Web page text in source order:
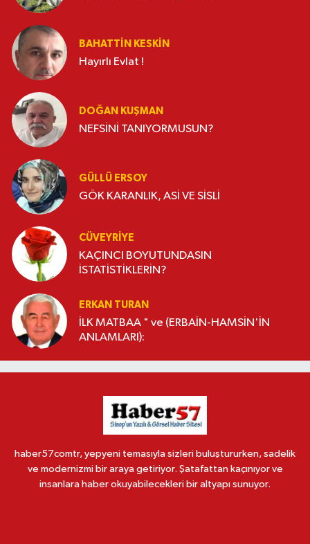
BAHATTIN KESKİN
Hayırlı Evlat !
DOĞAN KUŞMAN
NEFSİNİ TANIYORMUSUN?
GÜLLÜ ERSOY
GÖK KARANLIK, ASİ VE SİSLİ
CÜVEYRIYE
KAÇINCI BOYUTUNDASIN
İSTATİSTİKLERİN?
ERKAN TURAN
İLK MATBAA " ve (ERBAİN-HAMSİN'İN
ANLAMLARI):
haber57comtr, yepyeni temasıyla sizleri buluştururken, sadelik
ve modernizmi bir araya getiriyor. Şatafattan kaçınıyor ve
insanlara haber okuyabilecekleri bir altyapı sunuyor.